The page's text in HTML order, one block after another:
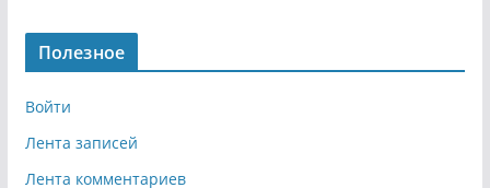
Полезное
Войти
Лента записей
Лента комментариев